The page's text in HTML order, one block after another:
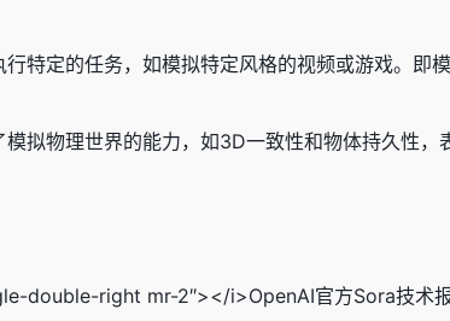
定的任务，如模拟特定风格的视频或游戏。即
物理世界的能力，如3D一致性和物体持久性，
double-right mr-2″></i>OpenAI官方Sora技术